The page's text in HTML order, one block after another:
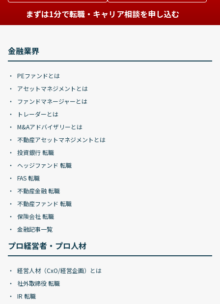
まずは1分で転職・キャリア相談を申し込む
金融業界
PEファンドとは
アセットマネジメントとは
ファンドマネージャーとは
トレーダーとは
M&Aアドバイザリーとは
不動産アセットマネジメントとは
投資銀行 転職
ヘッジファンド 転職
FAS 転職
不動産金融 転職
不動産ファンド 転職
保険会社 転職
金融記事一覧
プロ経営者・プロ人材
経営人材（CxO/経営企画）とは
社外取締役 転職
IR 転職